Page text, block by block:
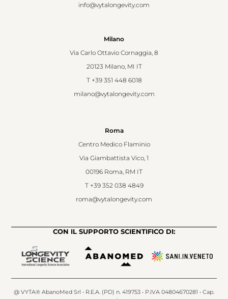
info@vytalongevity.com
Milano
Via Carlo Ottavio Cornaggia, 8
20123 Milano, MI IT
T +39 351 448 6018
milano@vytalongevity.com
Roma
Centro Medico Flaminio
Via Giambattista Vico, 1
00196 Roma, RM IT
T +39 352 038 4849
roma@vytalongevity.com
CON IL SUPPORTO SCIENTIFICO DI:
@ VYTA® AbanoMed Srl • R.E.A. (PD) n. 419753 • P.IVA 04804670281 • Cap.